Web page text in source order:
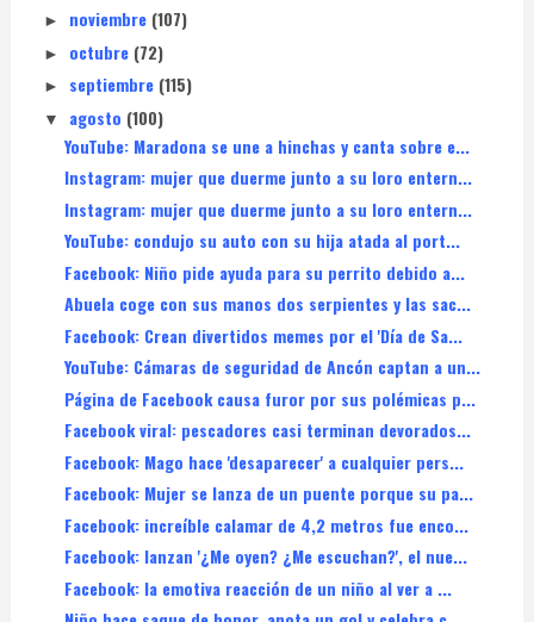
► noviembre (107)
► octubre (72)
► septiembre (115)
▼ agosto (100)
YouTube: Maradona se une a hinchas y canta sobre e...
Instagram: mujer que duerme junto a su loro entern...
Instagram: mujer que duerme junto a su loro entern...
YouTube: condujo su auto con su hija atada al port...
Facebook: Niño pide ayuda para su perrito debido a...
Abuela coge con sus manos dos serpientes y las sac...
Facebook: Crean divertidos memes por el 'Día de Sa...
YouTube: Cámaras de seguridad de Ancón captan a un...
Página de Facebook causa furor por sus polémicas p...
Facebook viral: pescadores casi terminan devorados...
Facebook: Mago hace 'desaparecer' a cualquier pers...
Facebook: Mujer se lanza de un puente porque su pa...
Facebook: increíble calamar de 4,2 metros fue enco...
Facebook: lanzan '¿Me oyen? ¿Me escuchan?', el nue...
Facebook: la emotiva reacción de un niño al ver a ...